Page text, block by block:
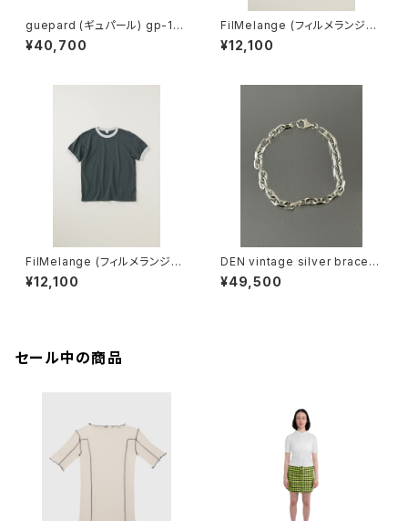
guepard (ギュパール) gp-11
noir cristal (clear lens) メガ
ネ
¥40,700
FilMelange (フィルメランジェ)
EMMA / エマ VINTAGE TENJ
IKU (champione melange)
¥12,100
FilMelange (フィルメランジェ)
EMMA / エマ VINTAGE TENJ
IKU (charcoal khaki)
¥12,100
DEN vintage silver bracele
t
¥49,500
セール中の商品